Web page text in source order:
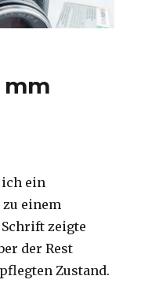
mm
ich ein
zu einem
zeigte
der Rest
Zustand.